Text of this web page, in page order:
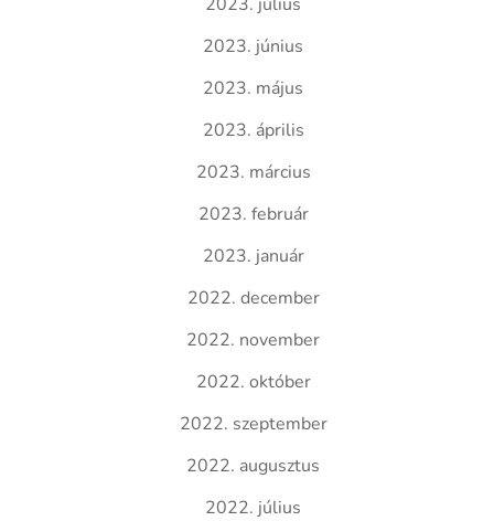
2023. június
2023. május
2023. április
2023. március
2023. február
2023. január
2022. december
2022. november
2022. október
2022. szeptember
2022. augusztus
2022. július